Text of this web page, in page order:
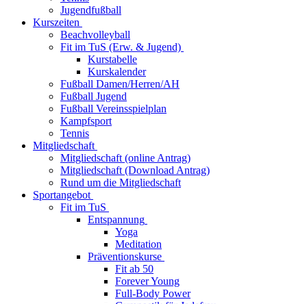
Jugendfußball
Kurszeiten
Beachvolleyball
Fit im TuS (Erw. & Jugend)
Kurstabelle
Kurskalender
Fußball Damen/Herren/AH
Fußball Jugend
Fußball Vereinsspielplan
Kampfsport
Tennis
Mitgliedschaft
Mitgliedschaft (online Antrag)
Mitgliedschaft (Download Antrag)
Rund um die Mitgliedschaft
Sportangebot
Fit im TuS
Entspannung
Yoga
Meditation
Präventionskurse
Fit ab 50
Forever Young
Full-Body Power